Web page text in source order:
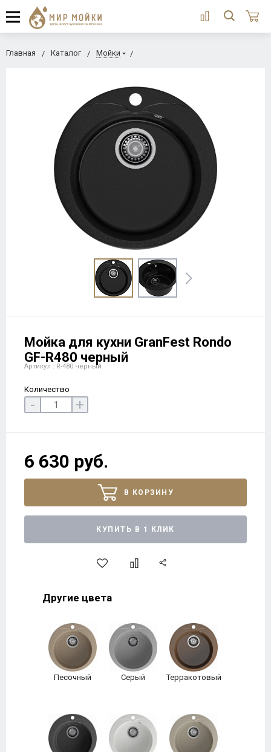
Главная Каталог Мойки
Мойка для кухни GranFest Rondo
GF-R480 черный
Артикул : R-480 черный
Количество
- +
6 630 руб.
В КОРЗИНУ
КУПИТЬ В 1 КЛИК
Другие цвета
Песочный Серый Терракотовый